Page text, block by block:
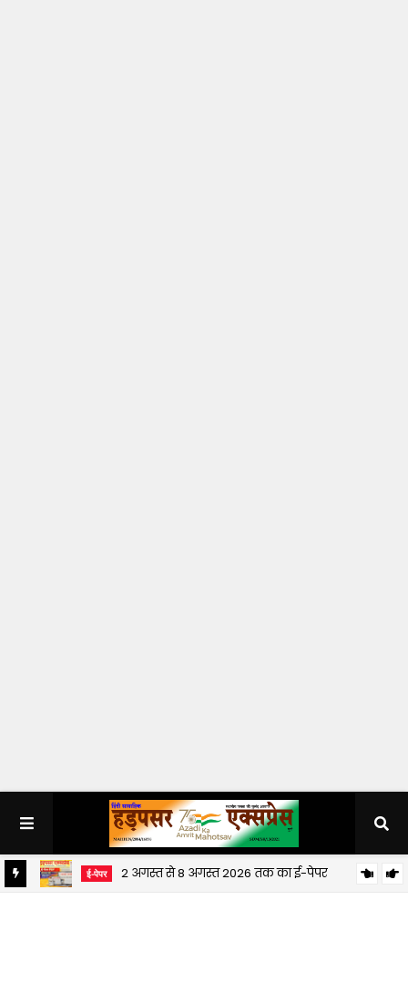
ई-पेपर 2 अगस्त से 8 अगस्त 2026 तक का ई-पेपर